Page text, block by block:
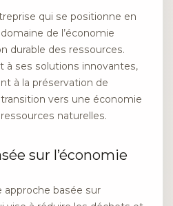
qui se positionne en
de l’économie
durable des ressources.
à ses solutions innovantes,
à la préservation de
vers une économie
naturelles.
sur l’économie
approche basée sur